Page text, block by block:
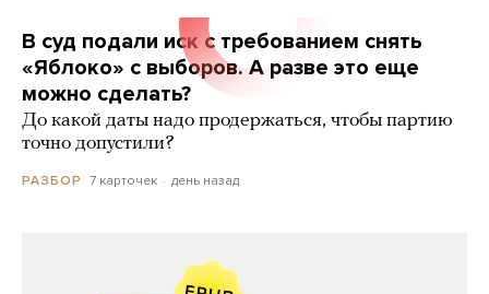
В суд подали иск с требованием снять
«Яблоко» с выборов. А разве это еще
можно сделать?
До какой даты надо продержаться, чтобы партию
точно допустили?
РАЗБОР 7 карточек день назад